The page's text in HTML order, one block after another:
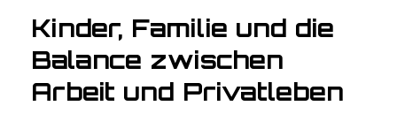
Kinder, Familie und die
Balance zwischen
Arbeit und Privatleben